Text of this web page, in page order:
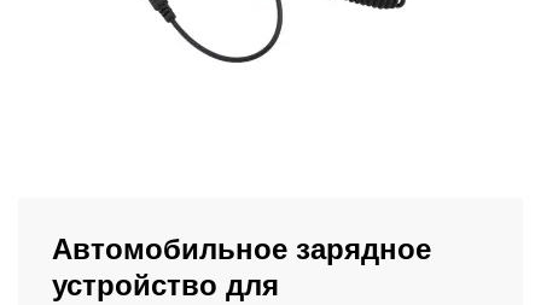
Автомобильное зарядное
устройство для